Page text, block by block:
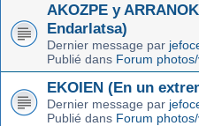
AKOZPE y
Endarlatsa)
Dernier message par
Publié dans Forum
EKOIEN (En un
Dernier message par
Publié dans Forum